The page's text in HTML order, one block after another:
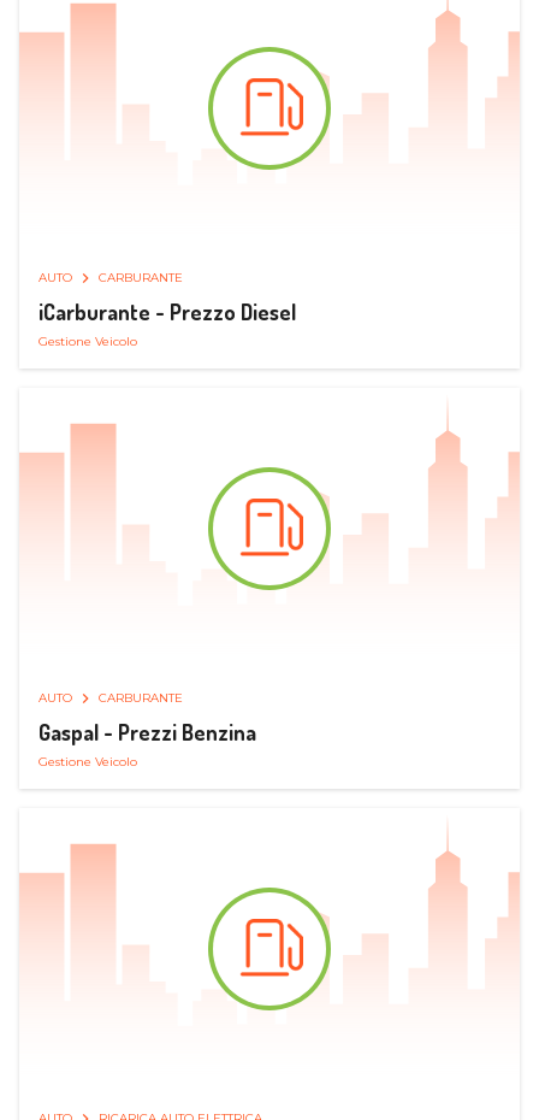
AUTO CARBURANTE
iCarburante - Prezzo Diesel
Gestione Veicolo
AUTO CARBURANTE
Gaspal - Prezzi Benzina
Gestione Veicolo